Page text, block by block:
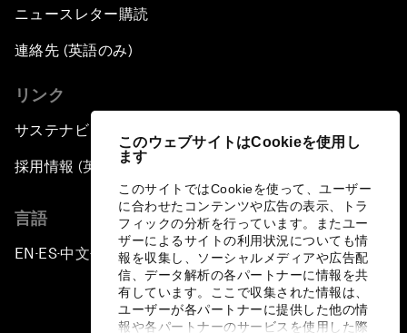
このウェブサイトはCookieを使用し
ます
このサイトではCookieを使って、ユーザー
に合わせたコンテンツや広告の表示、トラ
フィックの分析を行っています。またユー
ザーによるサイトの利用状況についても情
報を収集し、ソーシャルメディアや広告配
信、データ解析の各パートナーに情報を共
有しています。ここで収集された情報は、
ユーザーが各パートナーに提供した他の情
報や各パートナーのサービスを使用した際
ニュースレター購読
連絡先 (英語のみ)
リンク
サステナビリティへの取り組み
採用情報 (英語のみ)
言語
EN ▪ES▪中文▪ 日本語